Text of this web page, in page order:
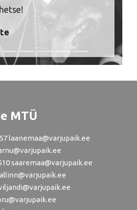
MTÜ
laanemaa@varjupaik.ee
saaremaa@varjupaik.ee